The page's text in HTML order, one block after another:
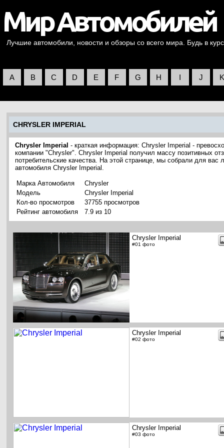
Лучшие автомобили, новости и обзоры со всего мира. Будь в
A B C D E F G H I J K
CHRYSLER IMPERIAL
Chrysler Imperial - краткая информация: Chrysler Imperial -
компании "Chrysler". Chrysler Imperial получил массу позитивных
потребительские качества. На этой странице, мы собрали для
автомобиля Chrysler Imperial.
Марка Автомобиля
Chrysler
Модель
Chrysler Imperial
Кол-во просмотров
37755 просмотров
Рейтинг автомобиля
7.9 из 10
Chrysler Imperial
#01 фото
Chrysler Imperial
#02 фото
Chrysler Imperial
#03 фото